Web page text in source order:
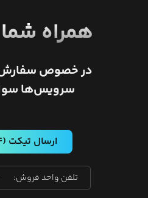
همراه
در خصوص سفارش
سرویس‌ها
ارسال تیکت (۲۴ ساعته)
تلفن واحد فروش: